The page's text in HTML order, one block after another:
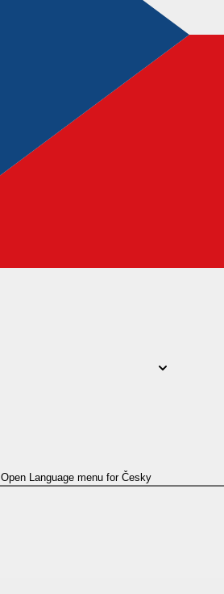
Open Language menu for Česky